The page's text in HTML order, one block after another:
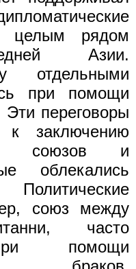
целым рядом
Азии.
отдельными
при помощи
переговоры
к заключению
союзов и
облекались
союз между
часто
помощи